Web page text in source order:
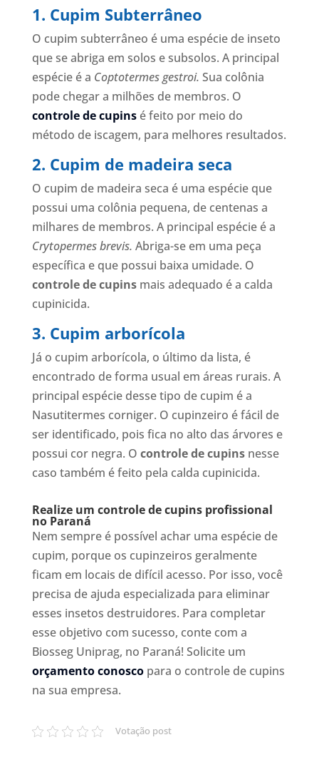
1. Cupim Subterrâneo
O cupim subterrâneo é uma espécie de inseto
que se abriga em solos e subsolos. A principal
espécie é a Coptotermes gestroi. Sua colônia
pode chegar a milhões de membros. O
controle de cupinsé feito por meio do
método de iscagem, para melhores resultados.
2. Cupim de madeira seca
O cupim de madeira seca é uma espécie que
possui uma colônia pequena, de centenas a
milhares de membros. A principal espécie é a
Crytopermes brevis. Abriga-se em uma peça
específica e que possui baixa umidade. O
controle de cupinsmais adequado é a calda
cupinicida.
3. Cupim arborícola
Já o cupim arborícola, o último da lista, é
encontrado de forma usual em áreas rurais. A
principal espécie desse tipo de cupim é a
Nasutitermes corniger. O cupinzeiro é fácil de
ser identificado, pois fica no alto das árvores e
possui cor negra. O controle de cupinsnesse
caso também é feito pela calda cupinicida.
Realize um controle de cupins profissional
no Paraná
Nem sempre é possível achar uma espécie de
cupim, porque os cupinzeiros geralmente
ficam em locais de difícil acesso. Por isso, você
precisa de ajuda especializada para eliminar
esses insetos destruidores. Para completar
esse objetivo com sucesso, conte com a
Biosseg Uniprag, no Paraná! Solicite um
orçamento conoscopara o controle de cupins
na sua empresa.
Votação post